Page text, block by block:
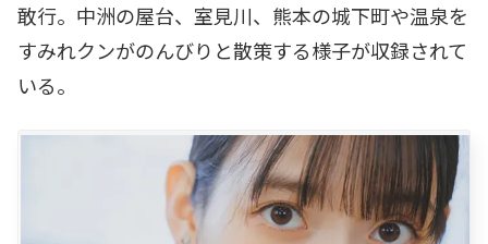
敢行。中洲の屋台、室見川、熊本の城下町や温泉を
すみれクンがのんびりと散策する様子が収録されて
いる。